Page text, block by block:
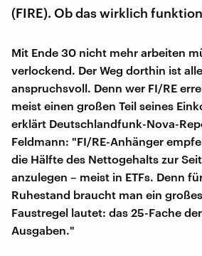
(FIRE). Ob das wirklich
Mit Ende 30 nicht mehr arbeiten
verlockend. Der Weg dorthin ist
anspruchsvoll. Denn wer FI/RE
meist einen großen Teil seines
erklärt Deutschlandfunk-Nova-
Feldmann: "FI/RE-Anhänger
die Hälfte des Nettogehalts zur
anzulegen – meist in ETFs. Denn
Ruhestand braucht man ein
Faustregel lautet: das 25-Fache
Ausgaben."